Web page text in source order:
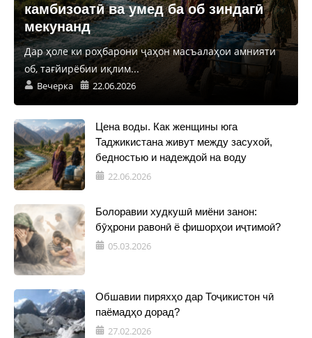
камбизоатӣ ва умед ба об зиндагӣ
мекунанд
Дар ҳоле ки роҳбарони ҷаҳон масъалаҳои амнияти
об, тағйирёбии иқлим...
Вечерка 22.06.2026
Цена воды. Как женщины юга
Таджикистана живут между засухой,
бедностью и надеждой на воду
22.06.2026
Болоравии худкушӣ миёни занон:
бӯҳрони равонӣ ё фишорҳои иҷтимоӣ?
05.03.2026
Обшавии пиряхҳо дар Тоҷикистон чӣ
паёмадҳо дорад?
27.02.2026